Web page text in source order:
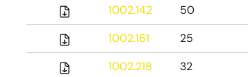
1002.142 50
1002.161
25
1002.218
32